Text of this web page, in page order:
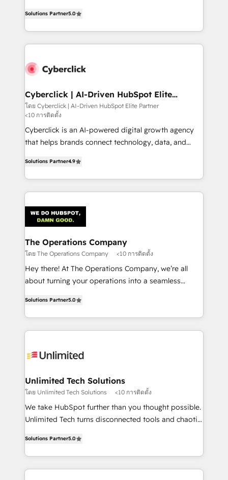
optimize the revenue lifecycle—lead generation to
retention—by refining processes and eliminating
maximize profitability and adapt to your goals.
experience, we help you use the HubSpot platform
to its fullest capacity, improve your current HubSpot
website, or build your new one.
Solutions Partner5.0
Cyberclick | AI-Driven HubSpot Elite
Partner
โดย Cyberclick | AI-Driven HubSpot Elite Partner
<10 การติดตั้ง
Cyberclick is an AI-powered digital growth agency
that helps brands connect technology, data, and
Barcelona and operating across Spain, LATAM, and
the UK, we support global companies in building
smarter marketing, sales, and customer success
Iberia (Spain & Portugal), we combine human insight
with intelligent automation to drive sustainable
growth. Our multidisciplinary team designs solutions
that simplify complexity, boost performance, and
turn innovation into real impact. 🌍 Highlights •
HubSpot Partner since 2012 • 2022 EMEA Impact
projects • Clients in 30+ industries • Proprietary
technology for integrations • Multilingual team:
Solutions Partner4.9
The Operations Company
โดย The Operations Company <10 การติดตั้ง
Hey there! At The Operations Company, we’re all
about turning your operations into a seamless
transforming complex systems into efficient,
scalable solutions that work across your entire
organization. We’re a unique blend of deep HubSpot
operational know-how. We know that no two
solutions. Instead, we dive in to understand your
needs, goals, and challenges to deliver solutions that
fit like a glove. We’re committed to being both
highly effective and fun to work with. We believe in
relationships. Your success is our success, and we’re
all in this together! From startup to enterprise, we’ll
Solutions Partner5.0
Unlimited Tech Solutions
โดย Unlimited Tech Solutions <10 การติดตั้ง
We take HubSpot further than you thought possible.
Unlimited Tech turns disconnected tools and chaotic
engine. We combine RevOps strategy with deep
technical execution to help teams scale faster—with
cleaner data, smarter automation, and more
Solutions Partner5.0